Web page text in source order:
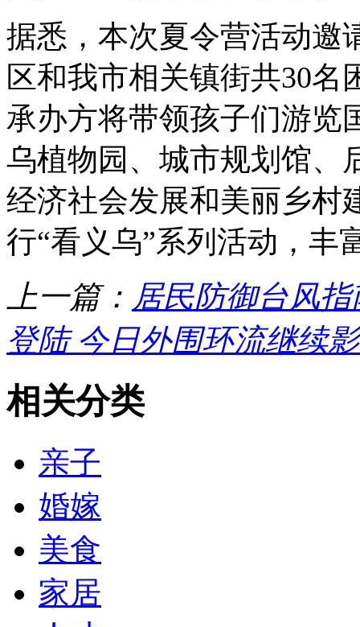
据悉，本次夏令营活动邀
区和我市相关镇街共30名
承办方将带领孩子们游览
乌植物园、城市规划馆、
经济社会发展和美丽乡村
行“看义乌”系列活动，丰
上一篇： 居民防御台风指
登陆 今日外围环流继续
相关分类
亲子
婚嫁
美食
家居